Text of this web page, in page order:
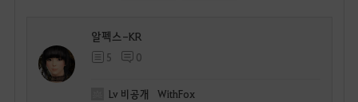
알펙스-KR
5 0
Lv 비공개 WithFox